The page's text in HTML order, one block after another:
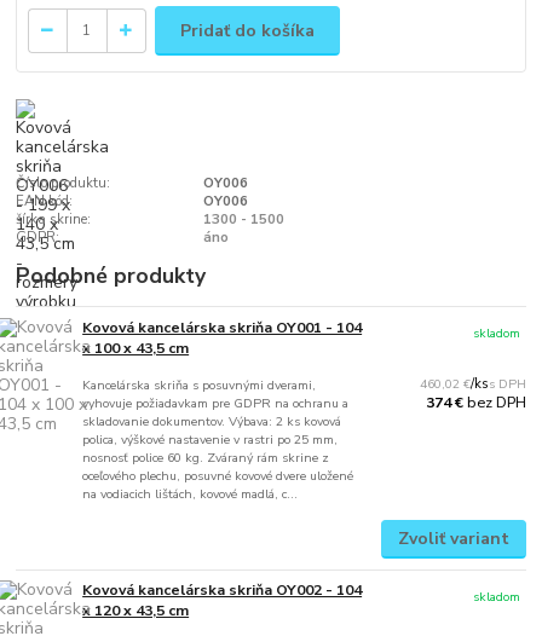
Pridať do košíka
Číslo produktu:
OY006
EAN kód:
OY006
šírka skrine:
1300 - 1500
GDPR:
áno
Podobné produkty
Kovová kancelárska skriňa OY001 - 104
x 100 x 43,5 cm
Kancelárska skriňa s posuvnými dverami,
vyhovuje požiadavkam pre GDPR na ochranu a
skladovanie dokumentov. Výbava: 2 ks kovová
polica, výškové nastavenie v rastri po 25 mm,
nosnosť police 60 kg. Zváraný rám skrine z
oceľového plechu, posuvné kovové dvere uložené
na vodiacich lištách, kovové madlá, c...
460,02 €/ks
374 €bez DPH
skladom
Zvoliť variant
Kovová kancelárska skriňa OY002 - 104
x 120 x 43,5 cm
skladom